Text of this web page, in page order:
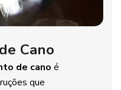
Cano
de cano é
que